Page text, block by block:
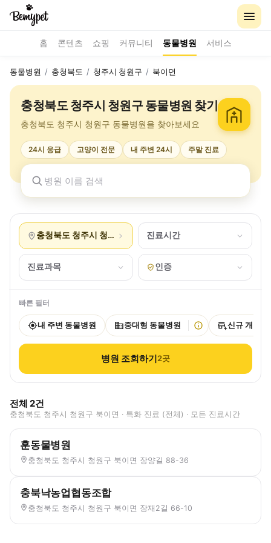
홈 콘텐츠 쇼핑 커뮤니티 동물병원 서비스
동물병원 / 충청북도 / 청주시 청원구 / 북이면
충청북도 청주시 청원구 동물병원 찾기
충청북도 청주시 청원구 동물병원을 찾아보세요
24시 응급 고양이 전문 내 주변 24시 주말 진료
충청북도 청주시 청원구 북이면진료시간
진료과목 인증
빠른 필터
내 주변 동물병원 중대형 동물병원 신규 개원
병원 조회하기2곳
전체 2건
충청북도 청주시 청원구 북이면 · 특화 진료 (전체) · 모든 진료시간
훈동물병원
충청북도 청주시 청원구 북이면 장양길 88-36
충북낙농업협동조합
충청북도 청주시 청원구 북이면 장재2길 66-10